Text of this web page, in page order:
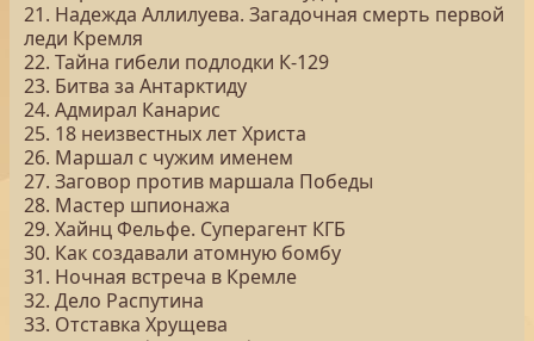
21. Надежда Аллилуева. Загадочная смерть первой
леди Кремля
22. Тайна гибели подлодки К-129
23. Битва за Антарктиду
24. Адмирал Канарис
25. 18 неизвестных лет Христа
26. Маршал с чужим именем
27. Заговор против маршала Победы
28. Мастер шпионажа
29. Хайнц Фельфе. Суперагент КГБ
30. Как создавали атомную бомбу
31. Ночная встреча в Кремле
32. Дело Распутина
33. Отставка Хрущева